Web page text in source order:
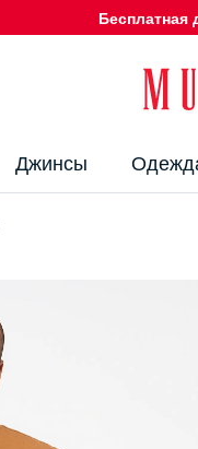
Бесплатная
Джинсы